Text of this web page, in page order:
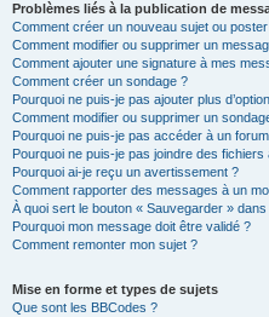
Problèmes liés à la publication de
Comment créer un nouveau sujet ou
Comment modifier ou supprimer un
Comment ajouter une signature à mes
Comment créer un sondage ?
Pourquoi ne puis-je pas ajouter plus
Comment modifier ou supprimer un
Pourquoi ne puis-je pas accéder à un
Pourquoi ne puis-je pas joindre des
Pourquoi ai-je reçu un avertissement ?
Comment rapporter des messages à un
À quoi sert le bouton « Sauvegarder »
Pourquoi mon message doit être validé ?
Comment remonter mon sujet ?
Mise en forme et types de sujets
Que sont les BBCodes ?